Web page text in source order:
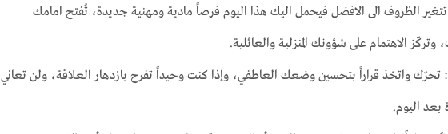
تتغير الظروف الى الافضل فيحمل اليك هذا اليوم فرصاً مادية ومهنية جديدة، تُفتح امامك
وتركّز الاهتمام على شؤونك المنزلية والعائلية.
تحرّك واتخذ قراراً بتحسين وضعك العاطفي، وإذا كنت وحيداً تفرح بازدهار العلاقة، ولن تعاني
بعد اليوم.